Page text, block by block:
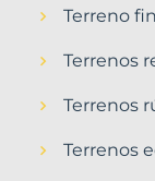
Terreno
Terrenos
Terrenos
Terrenos